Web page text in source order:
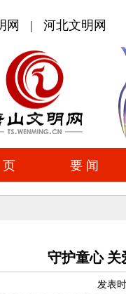
守护童心 关
发表